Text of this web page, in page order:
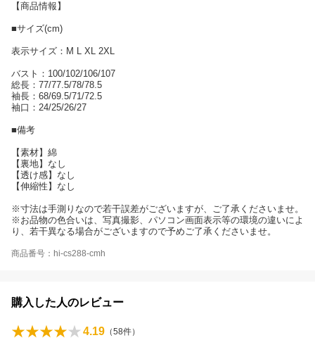
【商品情報】
■サイズ(cm)
表示サイズ：M L XL 2XL
バスト：100/102/106/107
総長：77/77.5/78/78.5
袖長：68/69.5/71/72.5
袖口：24/25/26/27
■備考
【素材】綿
【裏地】なし
【透け感】なし
【伸縮性】なし
※寸法は手測りなので若干誤差がございますが、ご了承くださいませ。
※お品物の色合いは、写真撮影、パソコン画面表示等の環境の違いによ
り、若干異なる場合がございますので予めご了承くださいませ。
商品番号：hi-cs288-cmh
購入した人のレビュー
4.19 （58件）